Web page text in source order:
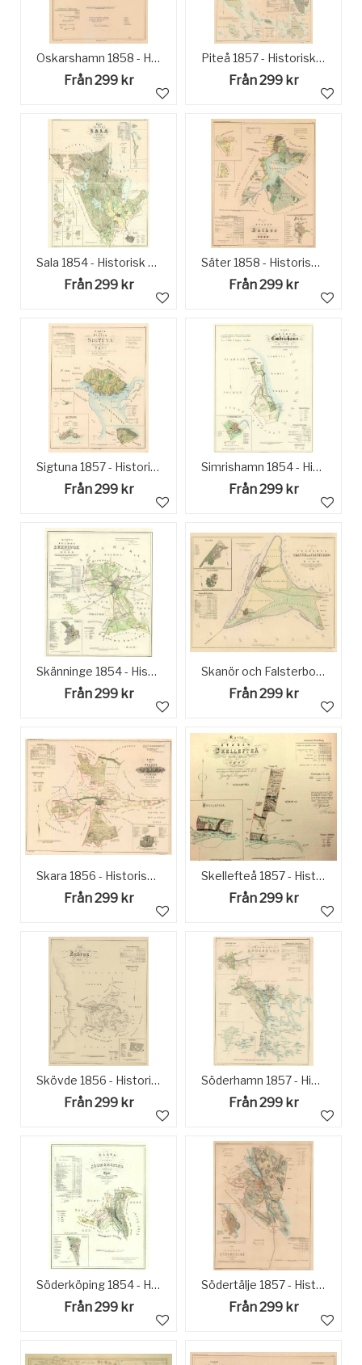
Oskarshamn 1858 - Historisk Karta
Från 299 kr
Piteå 1857 - Historisk Karta
Från 299 kr
Sala 1854 - Historisk Karta
Från 299 kr
Säter 1858 - Historisk karta
Från 299 kr
Sigtuna 1857 - Historisk Karta
Från 299 kr
Simrishamn 1854 - Historisk Karta
Från 299 kr
Skänninge 1854 - Historisk Karta
Från 299 kr
Skanör och Falsterbo 1853 - Historisk Karta
Från 299 kr
Skara 1856 - Historisk Karta
Från 299 kr
Skellefteå 1857 - Historisk Karta
Från 299 kr
Skövde 1856 - Historisk Karta
Från 299 kr
Söderhamn 1857 - Historisk karta
Från 299 kr
Söderköping 1854 - Historisk Karta
Från 299 kr
Södertälje 1857 - Historisk Karta
Från 299 kr